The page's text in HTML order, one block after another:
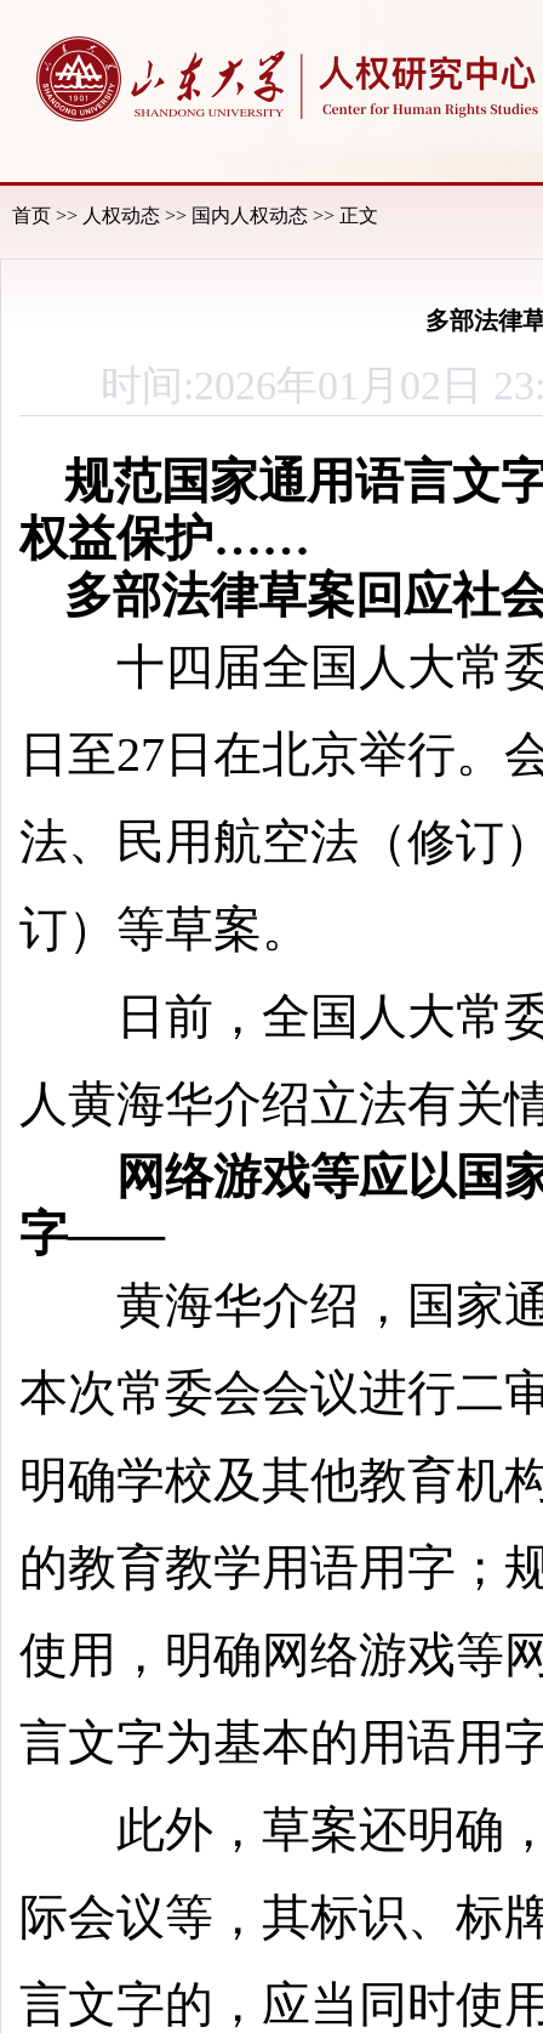
首页 >> 人权动态 >> 国内人权动态 >> 正文
多部法律
时间:2026年01月02
规范国家通用语言文
权益保护……
多部法律草案回应社
十四届全国人大常委
日至27日在北京举行。
法、民用航空法（修订
订）等草案。
日前，全国人大常委
人黄海华介绍立法有关
网络游戏等应以国家
字——
黄海华介绍，国家通
本次常委会会议进行二
明确学校及其他教育机
的教育教学用语用字；
使用，明确网络游戏等
言文字为基本的用语用
此外，草案还明确，
际会议等，其标识、标
言文字的，应当同时使